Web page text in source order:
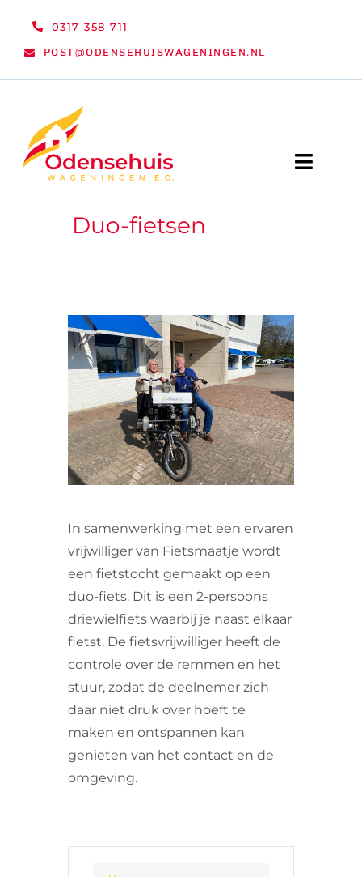
0317 358 711
POST@ODENSEHUISWAGENINGEN.NL
Toggle
WELKOM
ORGANISATIE
VRIJWILLIGERS & STAGIAIRES
CONTACT
Duo-fietsen
In samenwerking met een ervaren
vrijwilliger van Fietsmaatje wordt
een fietstocht gemaakt op een
duo-fiets. Dit is een 2-persoons
driewielfiets waarbij je naast elkaar
fietst. De fietsvrijwilliger heeft de
controle over de remmen en het
stuur, zodat de deelnemer zich
daar niet druk over hoeft te
maken en ontspannen kan
genieten van het contact en de
omgeving.